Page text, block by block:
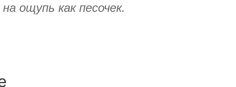
ощупь как песочек.